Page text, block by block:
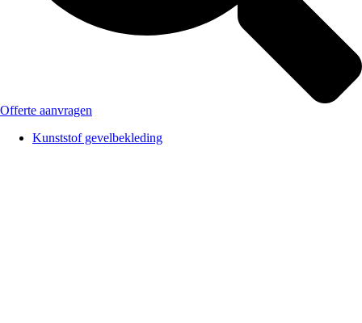
Offerte aanvragen
Kunststof gevelbekleding